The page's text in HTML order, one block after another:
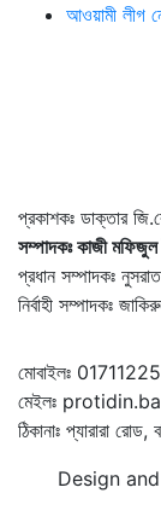
আওয়ামী লীগ
প্রকাশকঃ ডাক্তার
সম্পাদকঃ কাজী
প্রধান সম্পাদকঃ
নির্বাহী সম্পাদকঃ
মোবাইলঃ
মেইলঃ
ঠিকানাঃ প্যারারা
Design